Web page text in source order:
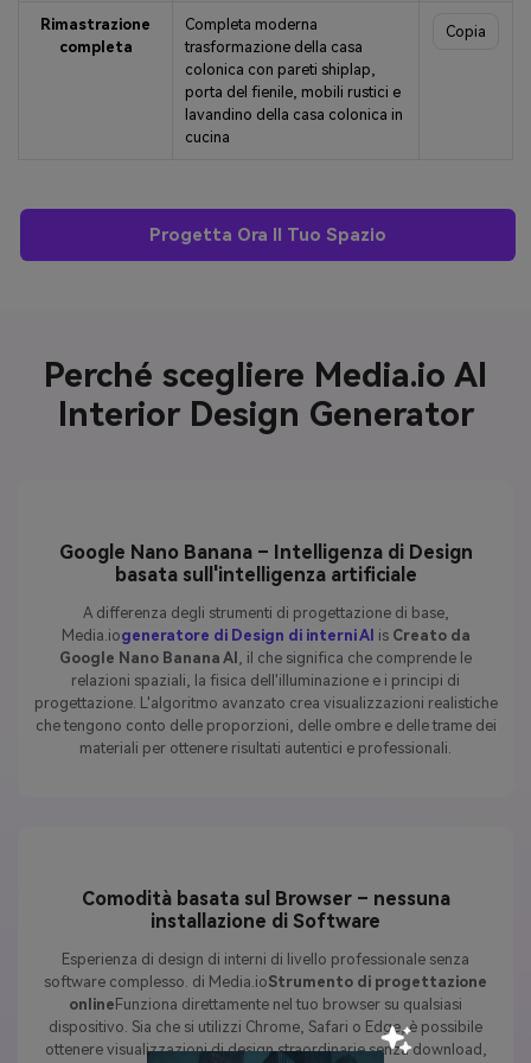
Rimastrazione
completa
Completa moderna
trasformazione della casa
colonica con pareti shiplap,
porta del fienile, mobili rustici e
lavandino della casa colonica in
cucina
Copia
Progetta Ora Il Tuo Spazio
Perché scegliere Media.io AI
Interior Design Generator
Google Nano Banana – Intelligenza di Design
basata sull'intelligenza artificiale
A differenza degli strumenti di progettazione di base,
Media.iogeneratore di Design di interni AI is Creato da
Google Nano Banana AI , il che significa che comprende le
relazioni spaziali, la fisica dell'illuminazione e i principi di
progettazione. L'algoritmo avanzato crea visualizzazioni realistiche
che tengono conto delle proporzioni, delle ombre e delle trame dei
materiali per ottenere risultati autentici e professionali.
Comodità basata sul Browser – nessuna
installazione di Software
Esperienza di design di interni di livello professionale senza
software complesso. di Media.ioStrumento di progettazione
online Funziona direttamente nel tuo browser su qualsiasi
dispositivo. Sia che si utilizzi Chrome, Safari o Edge, è possibile
ottenere visualizzazioni di design straordinarie senza download,